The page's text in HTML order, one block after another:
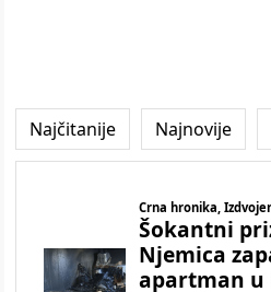
Najčitanije Najnovije